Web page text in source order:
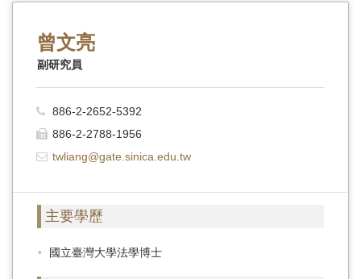
曾文亮
副研究員
886-2-2652-5392
886-2-2788-1956
twliang@gate.sinica.edu.tw
主要學歷
國立臺灣大學法學博士